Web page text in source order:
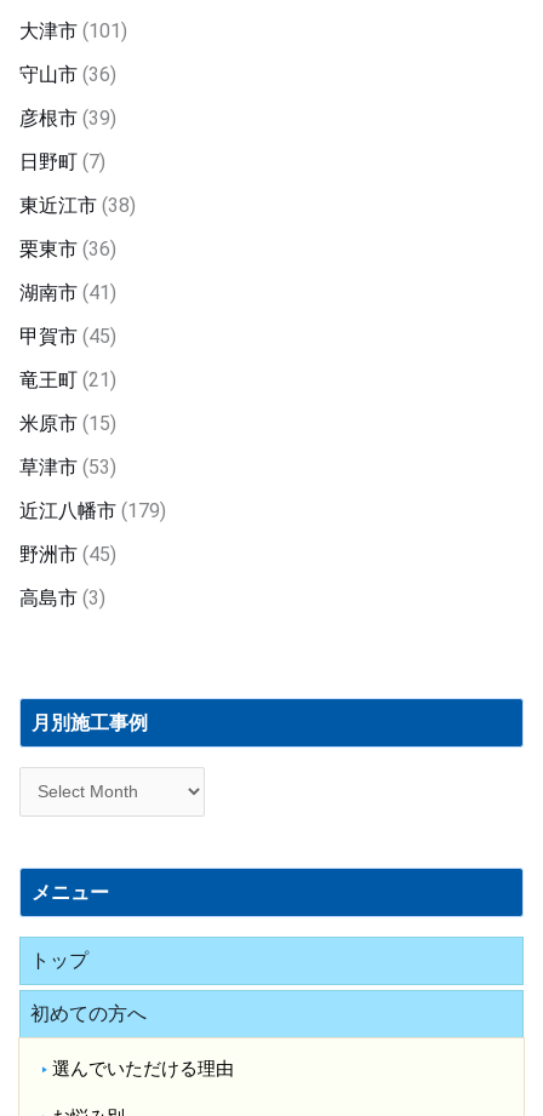
大津市(101)
守山市(36)
彦根市(39)
日野町(7)
東近江市(38)
栗東市(36)
湖南市(41)
甲賀市(45)
竜王町(21)
米原市(15)
草津市(53)
近江八幡市(179)
野洲市(45)
高島市(3)
月別施工事例
施
事
メニュー
トップ
初めての方へ
選んでいただける理由